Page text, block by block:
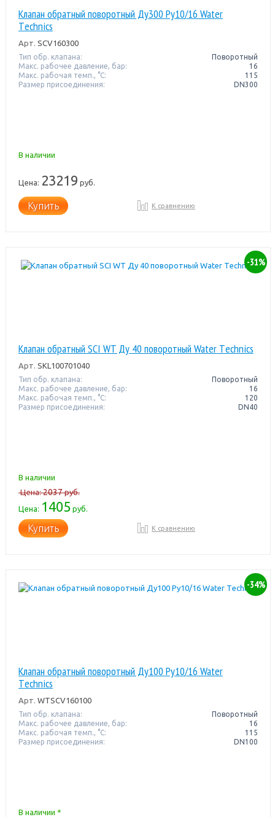
Клапан обратный поворотный Ду300 Pу10/16 Water
Тechnics
Арт. SCV160300
Тип обр. клапана:
Поворотный
Макс. рабочее давление, бар:
16
Макс. рабочая темп., °С:
115
Размер присоединения:
DN300
В наличии
Цена: 23219 руб.
Купить К сравнению
-31%
Клапан обратный SCI WT Ду 40 поворотный Water Тechnics
Арт. SKL100701040
Тип обр. клапана:
Поворотный
Макс. рабочее давление, бар:
16
Макс. рабочая темп., °С:
120
Размер присоединения:
DN40
В наличии
Цена:2037руб.
Цена: 1405руб.
Купить К сравнению
-34%
Клапан обратный поворотный Ду100 Pу10/16 Water
Тechnics
Арт. WTSCV160100
Тип обр. клапана:
Поворотный
Макс. рабочее давление, бар:
16
Макс. рабочая темп., °С:
115
Размер присоединения:
DN100
В наличии *